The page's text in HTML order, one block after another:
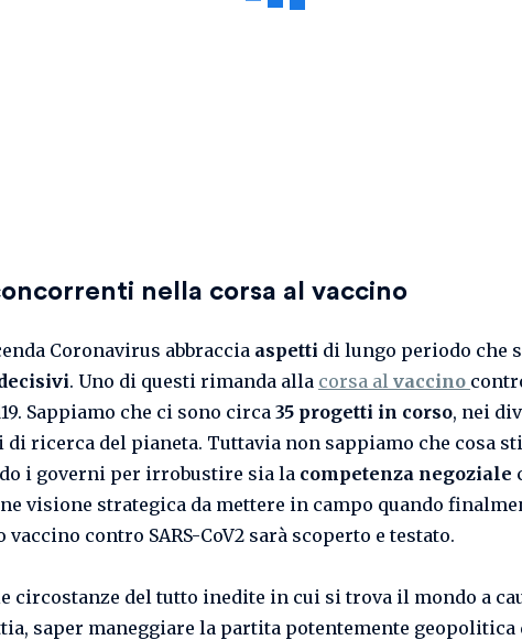
nella corsa al vaccino
Coronavirus abbraccia aspetti di lungo periodo che
. Uno di questi rimanda alla corsa al vaccino
Sappiamo che ci sono circa 35 progetti in corso, nei
di ricerca del pianeta. Tuttavia non sappiamo che cosa
i governi per irrobustire sia la competenza negoziale
visione strategica da mettere in campo quando
vaccino contro SARS-CoV2 sarà scoperto e testato.
circostanze del tutto inedite in cui si trova il mondo a
saper maneggiare la partita potentemente geopolitica